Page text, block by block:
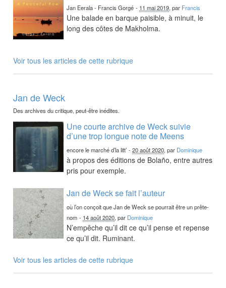
Jan Eerala - Francis Gorgé - 11 mai 2019, par Francis
Une balade en barque paisible, à minuit, le
long des côtes de Makholma.
Voir tous les articles de cette rubrique
Jan de Weck
Des archives du critique, peut-être inédites.
Une courte archive de Weck suivie
d’une trop longue note de Meens
encore le marché d’la litt’ -20 août 2020, par Dominique
à propos des éditions de Bolaño, entre autres
pris pour exemple.
Jan de Weck se fait l’auteur
où l’on conçoit que Jan de Weck se pourrait être un prête-
nom - 14 août 2020, par Dominique
N’empêche qu’il dit ce qu’il pense et repense
ce qu’il dit. Ruminant.
Voir tous les articles de cette rubrique